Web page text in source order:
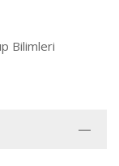
Bilimleri